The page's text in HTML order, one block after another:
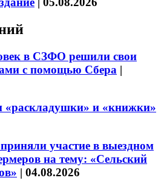
в СЗФО решили свои
с помощью Сбера |
«раскладушки» и «книжки»
участие в выездном
на тему: «Сельский
| 04.08.2026